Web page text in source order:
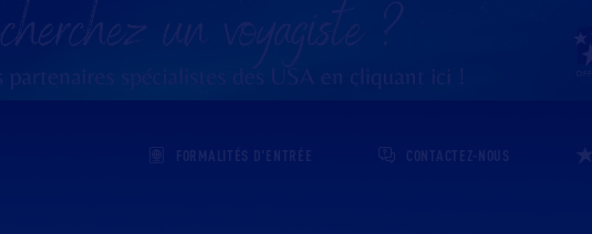
FORMALITÉS D'ENTRÉE CONTACTEZ-NOUS